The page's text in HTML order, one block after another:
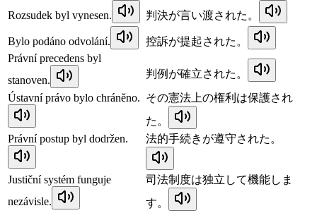
Rozsudek byl vynesen. 判決が言い渡された。
Bylo podáno odvolání.
控訴が提起された。
Právní precedens byl
stanoven.
判例が確立された。
Ústavní právo bylo chráněno. その憲法上の権利は保護され
た。
Právní postup byl dodržen.
法的手続きが遵守された。
Justiční systém funguje
nezávisle.
司法制度は独立して機能しま
す。